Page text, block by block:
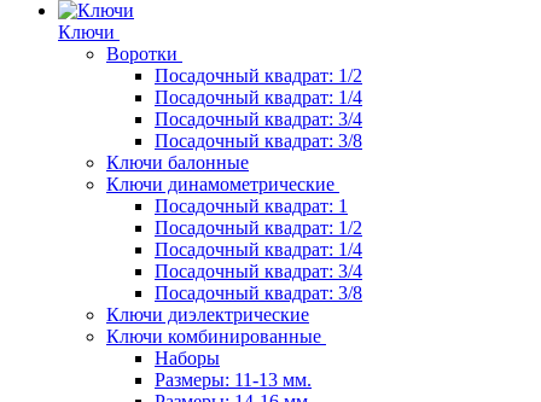
Ключи
Воротки
Посадочный квадрат: 1/2
Посадочный квадрат: 1/4
Посадочный квадрат: 3/4
Посадочный квадрат: 3/8
Ключи балонные
Ключи динамометрические
Посадочный квадрат: 1
Посадочный квадрат: 1/2
Посадочный квадрат: 1/4
Посадочный квадрат: 3/4
Посадочный квадрат: 3/8
Ключи диэлектрические
Ключи комбинированные
Наборы
Размеры: 11-13 мм.